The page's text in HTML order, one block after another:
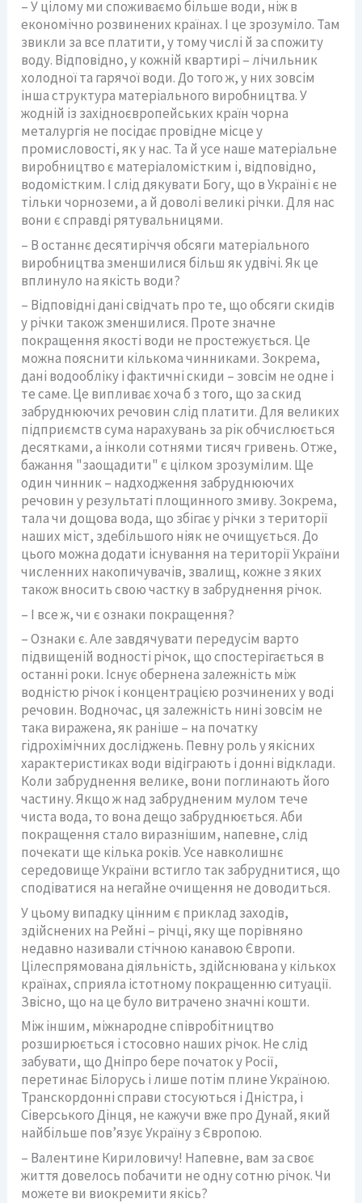
– У цілому ми споживаємо більше води, ніж в
економічно розвинених країнах. І це зрозуміло. Там
звикли за все платити, у тому числі й за спожиту
воду. Відповідно, у кожній квартирі – лічильник
холодної та гарячої води. До того ж, у них зовсім
інша структура матеріального виробництва. У
жодній із західноєвропейських країн чорна
металургія не посідає провідне місце у
промисловості, як у нас. Та й усе наше матеріальне
виробництво є матеріаломістким і, відповідно,
водомістким. І слід дякувати Богу, що в Україні є не
тільки чорноземи, а й доволі великі річки. Для нас
вони є справді рятувальницями.
– В останнє десятиріччя обсяги матеріального
виробництва зменшилися більш як удвічі. Як це
вплинуло на якість води?
– Відповідні дані свідчать про те, що обсяги скидів
у річки також зменшилися. Проте значне
покращення якості води не простежується. Це
можна пояснити кількома чинниками. Зокрема,
дані водообліку і фактичні скиди – зовсім не одне і
те саме. Це випливає хоча б з того, що за скид
забруднюючих речовин слід платити. Для великих
підприємств сума нарахувань за рік обчислюється
десятками, а інколи сотнями тисяч гривень. Отже,
бажання "заощадити" є цілком зрозумілим. Ще
один чинник – надходження забруднюючих
речовин у результаті площинного змиву. Зокрема,
тала чи дощова вода, що збігає у річки з території
наших міст, здебільшого ніяк не очищується. До
цього можна додати існування на території України
численних накопичувачів, звалищ, кожне з яких
також вносить свою частку в забруднення річок.
– І все ж, чи є ознаки покращення?
– Ознаки є. Але завдячувати передусім варто
підвищеній водності річок, що спостерігається в
останні роки. Існує обернена залежність між
водністю річок і концентрацією розчинених у воді
речовин. Водночас, ця залежність нині зовсім не
така виражена, як раніше – на початку
гідрохімічних досліджень. Певну роль у якісних
характеристиках води відіграють і донні відклади.
Коли забруднення велике, вони поглинають його
частину. Якщо ж над забрудненим мулом тече
чиста вода, то вона дещо забруднюється. Аби
покращення стало виразнішим, напевне, слід
почекати ще кілька років. Усе навколишнє
середовище України встигло так забруднитися, що
сподіватися на негайне очищення не доводиться.
У цьому випадку цінним є приклад заходів,
здійснених на Рейні – річці, яку ще порівняно
недавно називали стічною канавою Європи.
Цілеспрямована діяльність, здійснювана у кількох
країнах, сприяла істотному покращенню ситуації.
Звісно, що на це було витрачено значні кошти.
Між іншим, міжнародне співробітництво
розширюється і стосовно наших річок. Не слід
забувати, що Дніпро бере початок у Росії,
перетинає Білорусь і лише потім плине Україною.
Транскордонні справи стосуються і Дністра, і
Сіверського Дінця, не кажучи вже про Дунай, який
найбільше пов’язує Україну з Європою.
– Валентине Кириловичу! Напевне, вам за своє
життя довелось побачити не одну сотню річок. Чи
можете ви виокремити якісь?